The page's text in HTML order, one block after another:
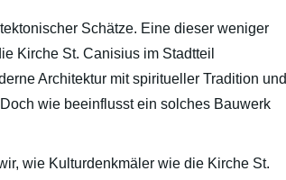
Schätze. Eine dieser weniger
Kirche St. Canisius im Stadtteil
Architektur mit spiritueller Tradition und
wie beeinflusst ein solches Bauwerk
wie Kulturdenkmäler wie die Kirche St.